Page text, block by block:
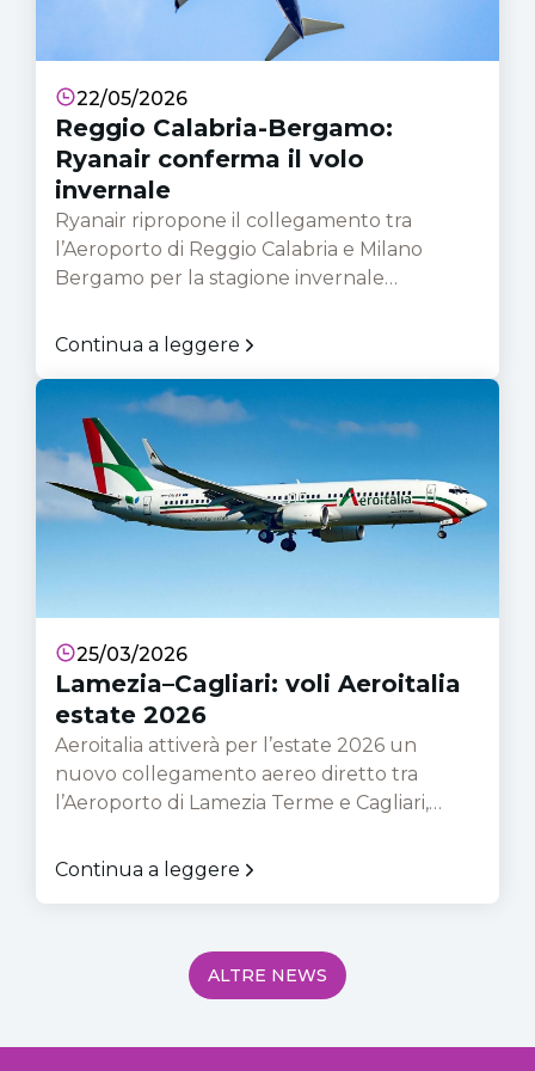
vendita della compagnia aerea.
22/05/2026
Reggio Calabria-Bergamo:
Ryanair conferma il volo
invernale
Ryanair ripropone il collegamento tra
l’Aeroporto di Reggio Calabria e Milano
Bergamo per la stagione invernale
ottobre 2026 al 27 marzo 2027 con un volo
rimozione dai sistemi di prenotazione, la
rotta risulta nuovamente disponibile e sarà
presto aggiornata sui canali ufficiali della
compagnia.
Continua a leggere
25/03/2026
Lamezia–Cagliari: voli Aeroitalia
estate 2026
Aeroitalia attiverà per l’estate 2026 un
nuovo collegamento aereo diretto tra
l’Aeroporto di Lamezia Terme e Cagliari,
Sardegna nel periodo di maggiore domanda
programmati nei giorni di martedì e sabato.
La rotta sarà operata con aeromobili Boeing
737-800 da 189 posti, garantendo una
Continua a leggere
ALTRE NEWS